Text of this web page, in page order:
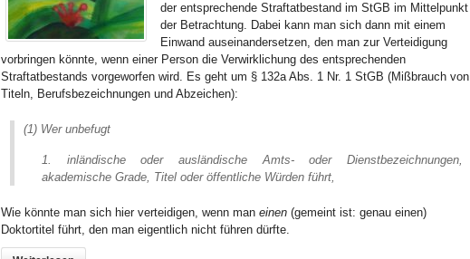
der entsprechende Straftatbestand im StGB im Mittelpunkt
der Betrachtung. Dabei kann man sich dann mit einem
Einwand auseinandersetzen, den man zur Verteidigung
vorbringen könnte, wenn einer Person die Verwirklichung des entsprechenden
Straftatbestands vorgeworfen wird. Es geht um § 132a Abs. 1 Nr. 1 StGB (Mißbrauch von
Titeln, Berufsbezeichnungen und Abzeichen):
(1) Wer unbefugt
inländische oder ausländische Amts- oder Dienstbezeichnungen,
akademische Grade, Titel oder öffentliche Würden führt,
Wie könnte man sich hier verteidigen, wenn man einen (gemeint ist: genau einen)
Doktortitel führt, den man eigentlich nicht führen dürfte.